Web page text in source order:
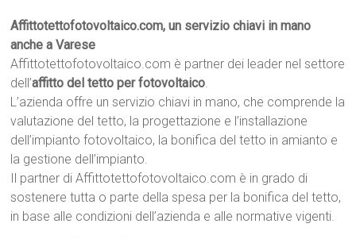
Affittotettofotovoltaico.com, un servizio chiavi in mano
anche a Varese
Affittotettofotovoltaico.com è partner dei leader nel settore
dell’affitto del tetto per fotovoltaico.
L’azienda offre un servizio chiavi in mano, che comprende la
valutazione del tetto, la progettazione e l’installazione
dell’impianto fotovoltaico, la bonifica del tetto in amianto e
la gestione dell’impianto.
Il partner di Affittotettofotovoltaico.com è in grado di
sostenere tutta o parte della spesa per la bonifica del tetto,
in base alle condizioni dell’azienda e alle normative vigenti.